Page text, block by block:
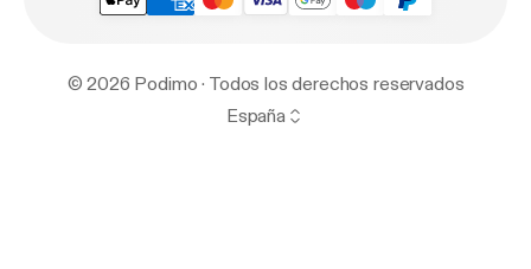
© 2026 Podimo · Todos los derechos reservados
España